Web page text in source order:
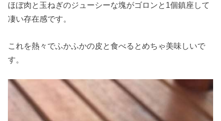
ほぼ肉と玉ねぎのジューシーな塊がゴロンと1個鎮座して
凄い存在感です。
これを熱々でふかふかの皮と食べるとめちゃ美味しいで
す。